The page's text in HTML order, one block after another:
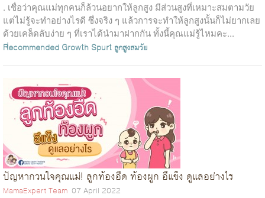
. เชื่อว่าคุณแม่ทุกคนก็ล้วนอยากให้ลูกสูง มีส่วนสูงที่เหมาะสมตามวัย
แต่ไม่รู้จะทำอย่างไรดี ซึ่งจริง ๆ แล้วการจะทำให้ลูกสูงนั้นก็ไม่ยากเลย
ด้วยเคล็ดลับง่าย ๆ ที่เราได้นำมาฝากกัน ทั้งนี้คุณแม่รู้ไหมคะ...
Recommended Growth Spurt ลูกสูงสมวัย
ปัญหากวนใจคุณแม่! ลูกท้องอืด ท้องผูก อึแข็ง ดูแลอย่างไร
MamaExpert Team 07 April 2022